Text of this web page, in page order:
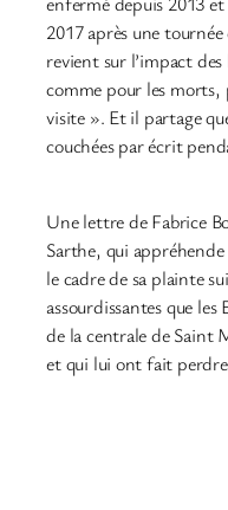
2017 après une
revient sur l’impact
comme pour les morts,
visite ». Et il partage
couchées par écrit
Une lettre de Fabrice
Sarthe, qui
le cadre de sa plainte
assourdissantes que
de la centrale de Saint
et qui lui ont fait perdre